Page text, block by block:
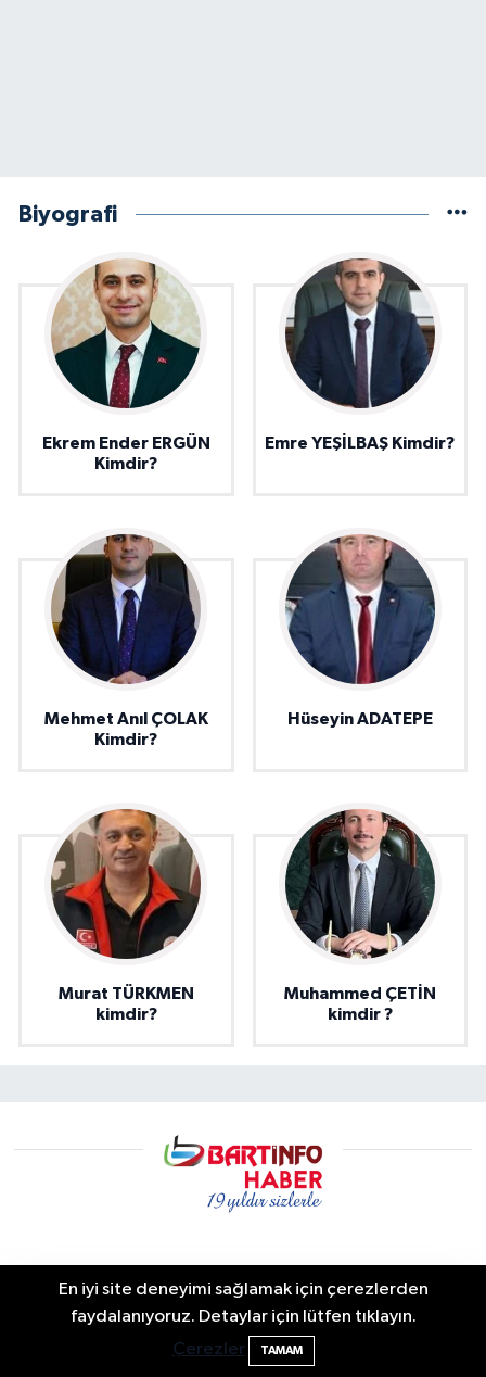
Biyografi
Ekrem Ender ERGÜN
Kimdir?
Emre YEŞİLBAŞ Kimdir?
Mehmet Anıl ÇOLAK
Kimdir?
Hüseyin ADATEPE
Murat TÜRKMEN
kimdir?
Muhammed ÇETİN
kimdir ?
Bartın info | Bartın Son Dakika Haberleri ve Şehir Rehberi
Bartın’da yaşanan son dakika gelişmeleri, trafik kazaları,
yerel gündem, resmi duyurular ve şehir yaşamına dair
tüm önemli haberler Bartın İnfo’da. Bartın merkez başta
En iyi site deneyimi sağlamak için çerezlerden
faydalanıyoruz. Detaylar için lütfen tıklayın.
Çerezler
TAMAM
Elektrik arızasını onanırken akıma kapılan